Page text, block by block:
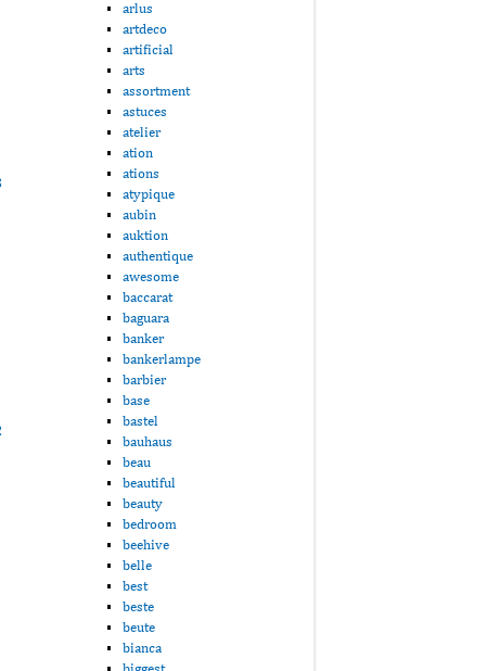
arlus
artdeco
artificial
arts
assortment
astuces
atelier
ation
ations
atypique
aubin
auktion
authentique
awesome
baccarat
baguara
banker
bankerlampe
barbier
base
bastel
bauhaus
beau
beautiful
beauty
bedroom
beehive
belle
best
beste
beute
bianca